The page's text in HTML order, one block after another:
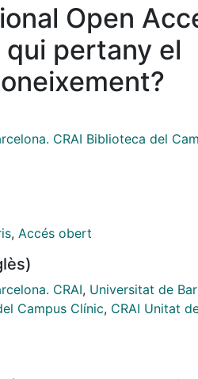
Open
qui pertany el
CRAI Biblioteca del
, Accés obert
CRAI, Universitat de
Campus Clínic, CRAI Unitat